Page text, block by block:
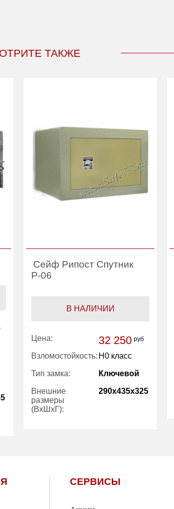
ТАКЖЕ
Сейф Рипост Спутник
Р-06
В НАЛИЧИИ
Цена: 32 250 руб
Взломостойкость: H0 класс
Тип замка: Ключевой
Внешние
размеры
(ВхШхГ):
290x435x325
СЕРВИСЫ